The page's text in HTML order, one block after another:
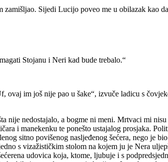
Sijedi Lucijo poveo me u obilazak kao
Stojanu i Neri kad bude trebalo.“
ovaj im još nije pao u šake“, izvuče ladicu s
nije nedostajalo, a bogme ni meni. Mrtvaci mi
i manekenku te ponešto ustajalog prosjaka.
sitno povišenog nasljeđenog šećera, nego je
s vizažističkim stolom na kojem ju je Nera
udovica koja, ktome, ljubuje i s